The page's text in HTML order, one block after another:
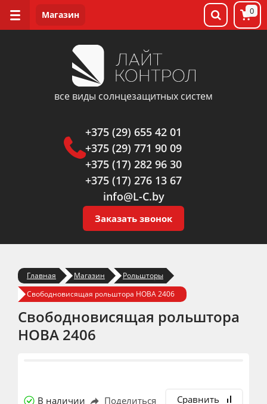
все виды солнцезащитных систем
+375 (29) 655 42 01
+375 (29) 771 90 09
+375 (17) 282 96 30
+375 (17) 276 13 67
info@L-C.by
Заказать звонок
0
Главная Магазин
Рольшторы
Свободновисящая рольштора НОВА 2406
Свободновисящая рольштора
НОВА 2406
В наличии Поделиться Сравнить